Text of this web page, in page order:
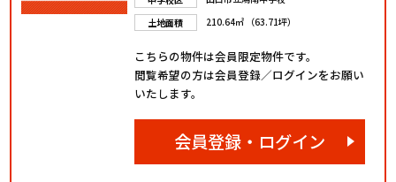
土地面積
210.64㎡ （63.71坪）
こちらの物件は会員限定物件です。
閲覧希望の方は会員登録／ログインをお願い
いたします。
会員登録・ログイン